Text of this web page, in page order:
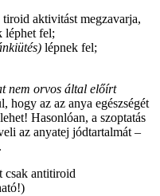
aktivitást megzavarja,
léphet fel;
lépnek fel;
nem orvos által előírt
hogy az az anya egészségét
Hasonlóan, a szoptatás
az anyatej jódtartalmát –
csak antitiroid